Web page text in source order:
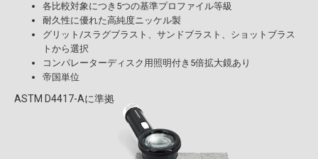
各比較対象につき5つの基準プロファイル等級
耐久性に優れた高純度ニッケル製
グリット/スラグブラスト、サンドブラスト、ショットブラス
トから選択
コンパレーターディスク用照明付き5倍拡大鏡あり
帝国単位
ASTM D4417-Aに準拠